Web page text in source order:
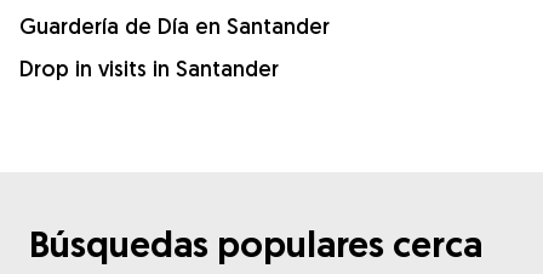
Guardería de Día en Santander
Drop in visits in Santander
Búsquedas populares cerca